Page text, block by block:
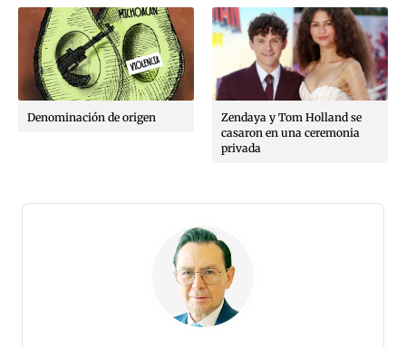
Denominación de origen
Zendaya y Tom Holland se
casaron en una ceremonia
privada